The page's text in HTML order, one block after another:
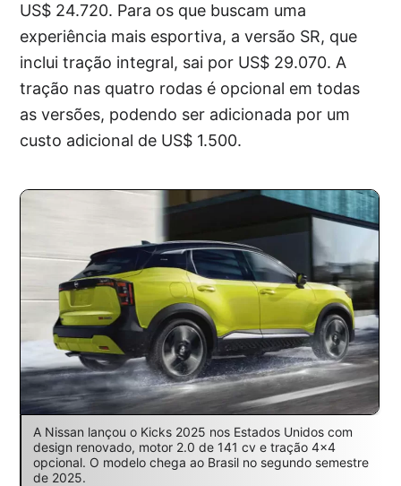
US$ 24.720. Para os que buscam uma
experiência mais esportiva, a versão SR, que
inclui tração integral, sai por US$ 29.070. A
tração nas quatro rodas é opcional em todas
as versões, podendo ser adicionada por um
custo adicional de US$ 1.500.
A Nissan lançou o Kicks 2025 nos Estados Unidos com
design renovado, motor 2.0 de 141 cv e tração 4×4
opcional. O modelo chega ao Brasil no segundo semestre
de 2025.